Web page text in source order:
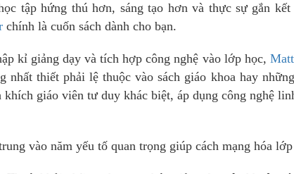
tập hứng thú hơn, sáng tạo hơn và thực sự gắn
chính là cuốn sách dành cho bạn.
kỉ giảng dạy và tích hợp công nghệ vào lớp học,
nhất thiết phải lệ thuộc vào sách giáo khoa hay
khích giáo viên tư duy khác biệt, áp dụng công nghệ
vào năm yếu tố quan trọng giúp cách mạng hóa